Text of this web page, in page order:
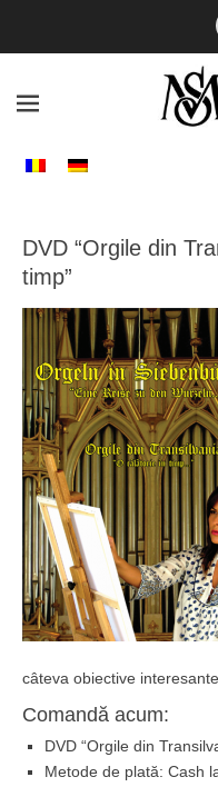
DVD “Orgile din
timp”
câteva obiective
Comandă acum:
DVD “Orgile din
Metode de plată: Cash